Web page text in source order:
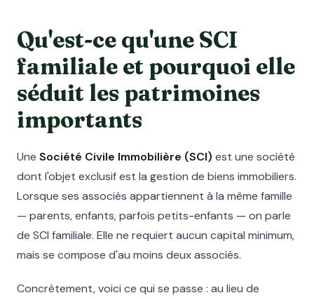
Qu'est-ce qu'une SCI
familiale et pourquoi elle
séduit les patrimoines
importants
Une Société Civile Immobilière (SCI) est une société
dont l'objet exclusif est la gestion de biens immobiliers.
Lorsque ses associés appartiennent à la même famille
— parents, enfants, parfois petits-enfants — on parle
de SCI familiale. Elle ne requiert aucun capital minimum,
mais se compose d'au moins deux associés.
Concrètement, voici ce qui se passe : au lieu de